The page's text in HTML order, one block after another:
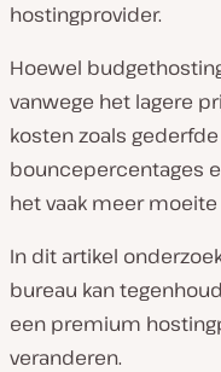
hostingprovider.
Hoewel
vanwege het lagere
kosten zoals
bouncepercentages
het vaak meer
In dit artikel
bureau kan
een premium
veranderen.